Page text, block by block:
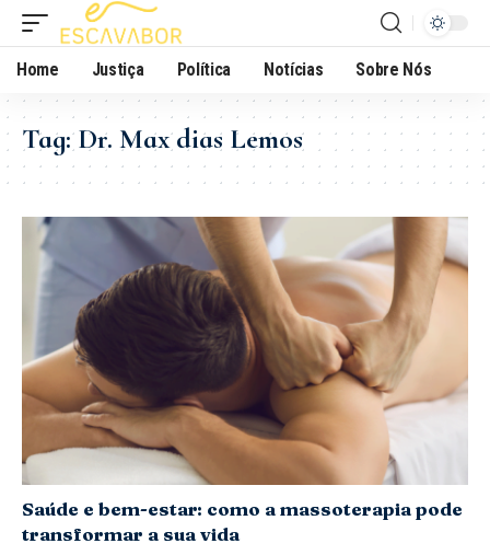
Home Justiça Política Notícias Sobre Nós
Tag:Dr. Max dias Lemos
Saúde e bem-estar: como a massoterapia pode
transformar a sua vida